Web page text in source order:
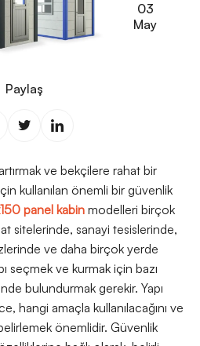
03
May
Paylaş
ve bekçilere rahat bir
kullanılan önemli bir güvenlik
panel kabin modelleri birçok
sitelerinde, sanayi tesislerinde,
ve daha birçok yerde
seçmek ve kurmak için bazı
bulundurmak gerekir. Yapı
hangi amaçla kullanılacağını ve
önemlidir. Güvenlik